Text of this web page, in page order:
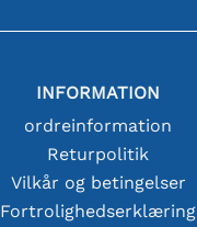
INFORMATION
ordreinformation
Returpolitik
Vilkår og betingelser
Fortrolighedserklæring